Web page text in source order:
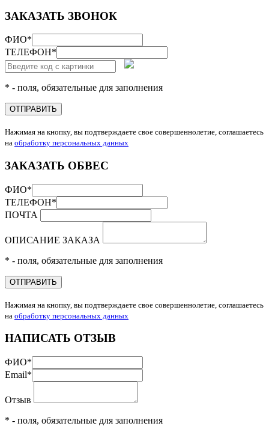
ЗАКАЗАТЬ ЗВОНОК
ФИО*
ТЕЛЕФОН*
* - поля, обязательные для заполнения
ОТПРАВИТЬ
Нажимая на кнопку, вы подтверждаете свое совершеннолетие, соглашаетесь
на обработку персональных данных
ЗАКАЗАТЬ ОБВЕС
ФИО*
ТЕЛЕФОН*
ПОЧТА
ОПИСАНИЕ ЗАКАЗА
* - поля, обязательные для заполнения
ОТПРАВИТЬ
Нажимая на кнопку, вы подтверждаете свое совершеннолетие, соглашаетесь
на обработку персональных данных
НАПИСАТЬ ОТЗЫВ
ФИО*
Email*
Отзыв
* - поля, обязательные для заполнения